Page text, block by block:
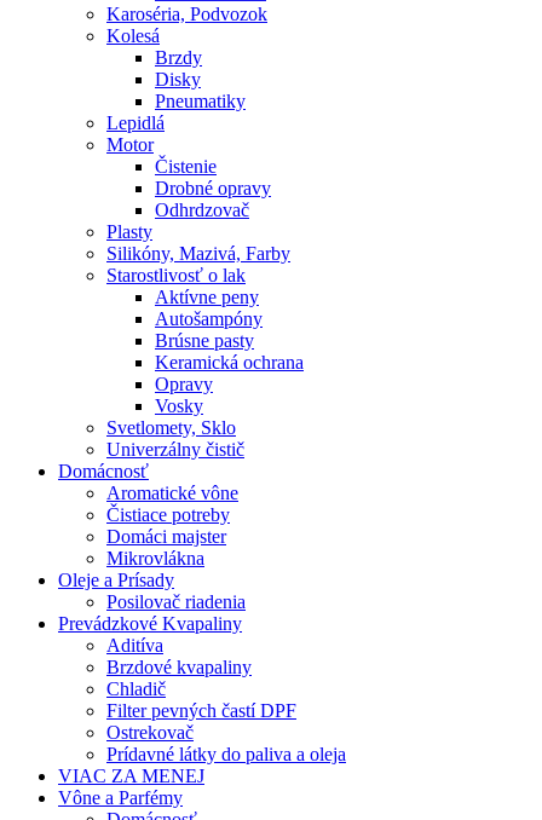
Karoséria, Podvozok
Kolesá
Brzdy
Disky
Pneumatiky
Lepidlá
Motor
Čistenie
Drobné opravy
Odhrdzovač
Plasty
Silikóny, Mazivá, Farby
Starostlivosť o lak
Aktívne peny
Autošampóny
Brúsne pasty
Keramická ochrana
Opravy
Vosky
Svetlomety, Sklo
Univerzálny čistič
Domácnosť
Aromatické vône
Čistiace potreby
Domáci majster
Mikrovlákna
Oleje a Prísady
Posilovač riadenia
Prevádzkové Kvapaliny
Aditíva
Brzdové kvapaliny
Chladič
Filter pevných častí DPF
Ostrekovač
Prídavné látky do paliva a oleja
VIAC ZA MENEJ
Vône a Parfémy